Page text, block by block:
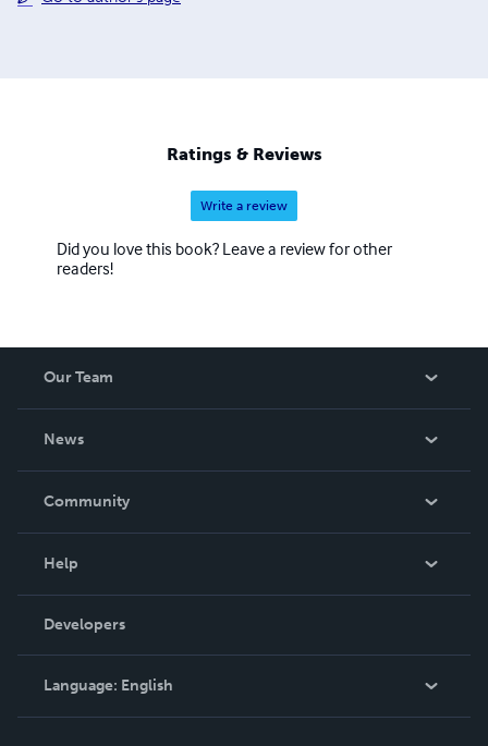
Ratings & Reviews
Write a review
Did you love this book? Leave a review for other
readers!
Our Team
News
In The News
Community
Podcast
Help
Order Lookup
Knowledge Base
Contact Support
Developers
Language: English